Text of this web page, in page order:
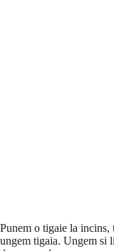
Punem o tigaie la incins,
ungem tigaia. Ungem si